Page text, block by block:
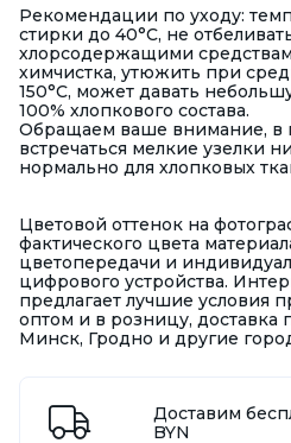
Рекомендации по уходу:
стирки до 40°С, не
хлорсодержащими
химчистка, утюжить при
150°С, может давать
100% хлопкового состава.
Обращаем ваше внимание, в
встречаться мелкие узелки
нормально для хлопковых
Цветовой оттенок на
фактического цвета
цветопередачи и
цифрового устройства.
предлагает лучшие условия
оптом и в розницу, доставка
Минск, Гродно и другие
Доставим
BYN